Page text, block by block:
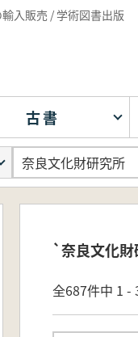
入販売 / 学術図書出版
古書
`奈良文化
全687件中 1 -